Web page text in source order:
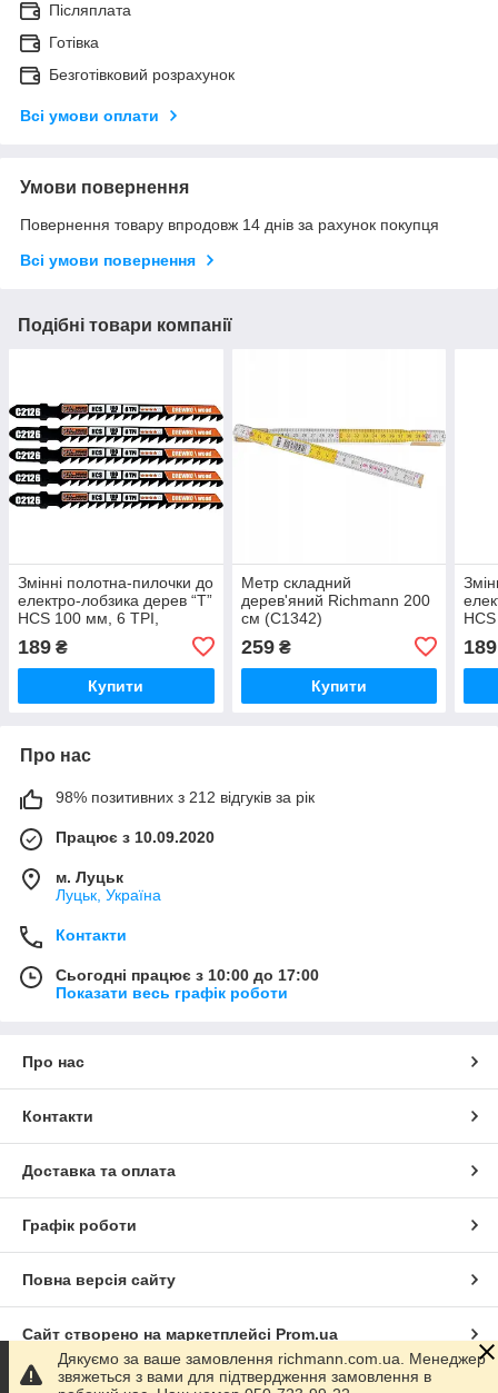
Післяплата
Готівка
Безготівковий розрахунок
Всі умови оплати
Умови повернення
Повернення товару впродовж 14 днів за рахунок покупця
Всі умови повернення
Подібні товари компанії
Змінні полотна-пилочки до
електро-лобзика дерев “T”
HCS 100 мм, 6 TPI,
Richmann (C2126)
189 ₴
Купити
Метр складний
дерев'яний Richmann 200
см (C1342)
259₴
Купити
189
Про нас
98% позитивних з 212 відгуків за рік
Працює з 10.09.2020
м. Луцьк
Луцьк, Україна
Контакти
Сьогодні працює з 10:00 до 17:00
Показати весь графік роботи
Про нас
Контакти
Доставка та оплата
Графік роботи
Повна версія сайту
Сайт створено на маркетплейсі Prom.ua
Політика конфіденційності
Дякуємо за ваше замовлення richmann.com.ua. Менеджер
звяжеться з вами для підтвердження замовлення в